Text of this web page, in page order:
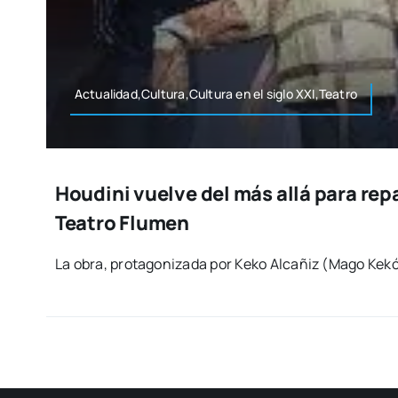
Actualidad,Cultura,Cultura en el siglo XXI,Teatro
Houdini vuelve del más allá para
Teatro Flumen
La obra, pro­ta­go­ni­za­da por Keko Alca­ñiz (Mago